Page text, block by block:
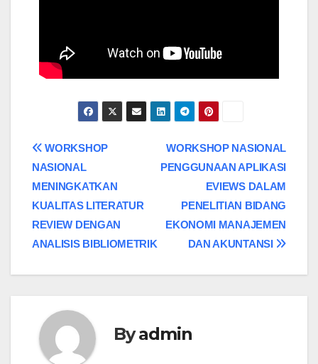
WORKSHOP NASIONAL
PENGGUNAAN APLIKASI
EVIEWS DALAM
PENELITIAN BIDANG
EKONOMI MANAJEMEN
DAN AKUNTANSI
WORKSHOP
NASIONAL
MENINGKATKAN
KUALITAS LITERATUR
REVIEW DENGAN
ANALISIS BIBLIOMETRIK
Byadmin